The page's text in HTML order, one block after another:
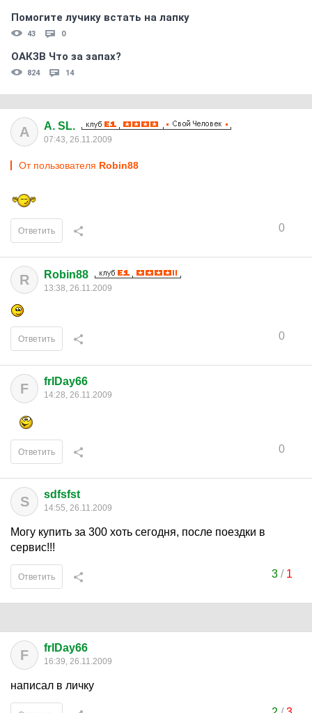
Помогите лучику встать на лапку
43 0
ОАКЗВ Что за запах?
824 14
A A. SL.
07:43, 26.11.2009
От пользователя Robin88
0
Ответить
R Robin88
13:38, 26.11.2009
0
Ответить
F frIDay66
14:28, 26.11.2009
0
Ответить
S sdfsfst
14:55, 26.11.2009
Могу купить за 300 хоть сегодня, после поездки в
сервис!!!
3/ 1
Ответить
F frIDay66
16:39, 26.11.2009
написал в личку